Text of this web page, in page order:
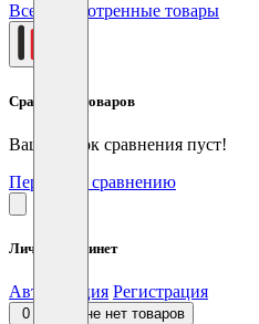
Все просмотренные товары
Сравнение товаров
Ваш список сравнения пуст!
Перейти к сравнению
Личный кабинет
Авторизация Регистрация
0 В корзине нет товаров